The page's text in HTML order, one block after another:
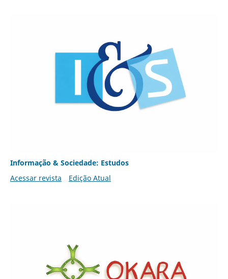
Informação & Sociedade: Estudos
Acessar revista
Edição Atual